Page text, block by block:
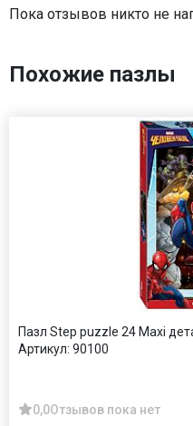
Пока отзывов никто не
Похожие пазлы
Пазл Step puzzle 24 Maxi
Артикул: 90100
0,0Отзывов пока нет